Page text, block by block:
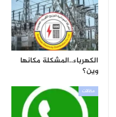
الكهرباء..المشكلة مكانها
وين؟
مقالات